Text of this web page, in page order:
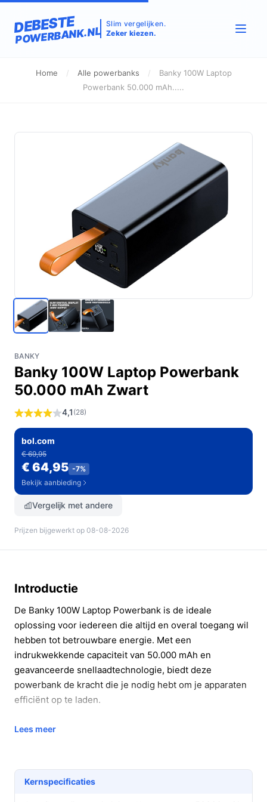
DEBESTE
POWERBANK.NL
Slim vergelijken.
Zeker kiezen.
Home / Alle powerbanks /
Banky 100W Laptop
Powerbank 50.000 mAh.....
BANKY
Banky 100W Laptop Powerbank
50.000 mAh Zwart
4,1 (28)
bol.com
€ 69,95
€ 64,95 -7%
Bekijk aanbieding
Vergelijk met andere
Prijzen bijgewerkt op 08-08-2026
Introductie
De Banky 100W Laptop Powerbank is de ideale
oplossing voor iedereen die altijd en overal toegang wil
hebben tot betrouwbare energie. Met een
indrukwekkende capaciteit van 50.000 mAh en
geavanceerde snellaadtechnologie, biedt deze
powerbank de kracht die je nodig hebt om je apparaten
efficiënt op te laden.
Belangrijkste voordelen
Krachtige 100W snellaadfunctie: Laad je laptop in
Lees meer
Kernspecificaties